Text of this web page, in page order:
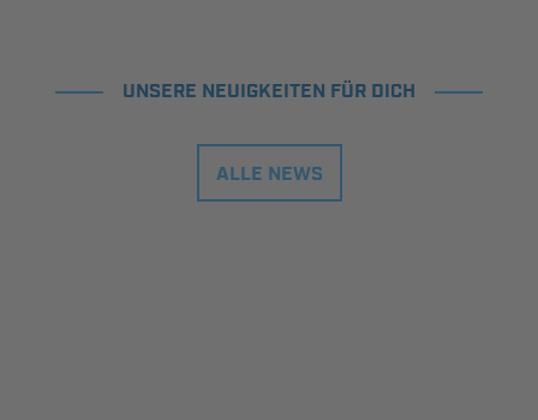
UNSERE NEUIGKEITEN FÜR DICH
ALLE NEWS